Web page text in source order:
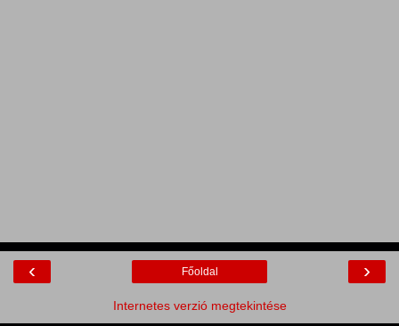
‹ ›
Főoldal
Internetes verzió megtekintése